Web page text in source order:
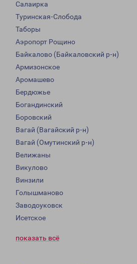
Салаирка
Туринская-Слобода
Таборы
Аэропорт Рощино
Байкалово (Байкаловский р-н)
Армизонское
Аромашево
Бердюжье
Богандинский
Боровский
Вагай (Вагайский р-н)
Вагай (Омутинский р-н)
Велижаны
Викулово
Винзили
Голышманово
Заводоуковск
Исетское
показать всё